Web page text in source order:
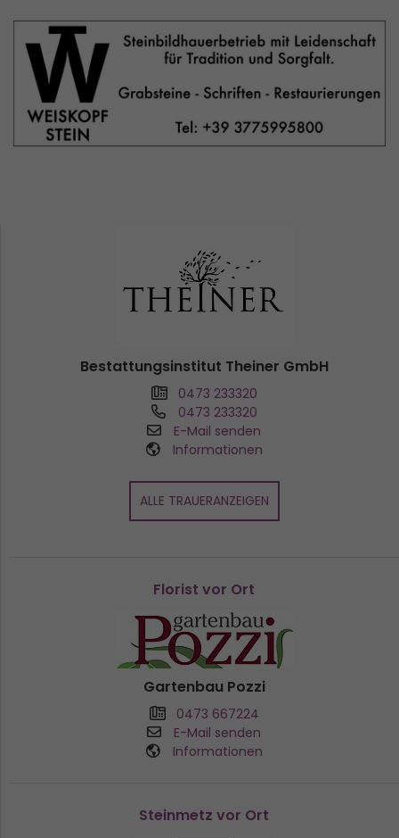
Bestattungsinstitut Theiner GmbH
0473 233320
0473 233320
E-Mail senden
Informationen
ALLE TRAUERANZEIGEN
Florist vor Ort
Gartenbau Pozzi
0473 667224
E-Mail senden
Informationen
Steinmetz vor Ort